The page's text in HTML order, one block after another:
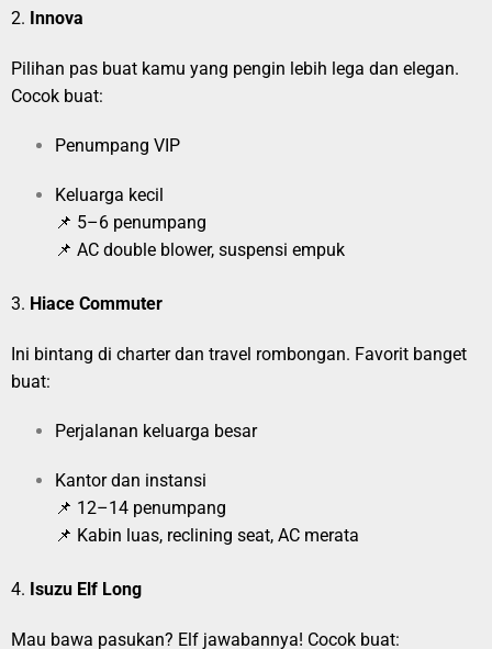
2. Innova
Pilihan pas buat kamu yang pengin lebih lega dan elegan.
Cocok buat:
Penumpang VIP
Keluarga kecil
📌 5–6 penumpang
📌 AC double blower, suspensi empuk
3. Hiace Commuter
Ini bintang di charter dan travel rombongan. Favorit banget
buat:
Perjalanan keluarga besar
Kantor dan instansi
📌 12–14 penumpang
📌 Kabin luas, reclining seat, AC merata
4. Isuzu Elf Long
Mau bawa pasukan? Elf jawabannya! Cocok buat: